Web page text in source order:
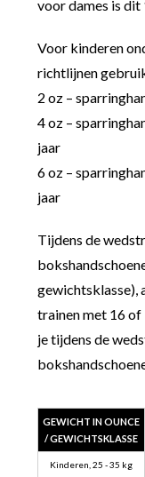
voor dames is dit
Voor kinderen
richtlijnen
2 oz –
4 oz –
jaar
6 oz –
jaar
Tijdens de
gewichtsklasse),
trainen met 16 of
je tijdens de
GEWICHT IN OUNCE
/ GEWICHTSKLASSE
Kinderen, 25 - 35 kg